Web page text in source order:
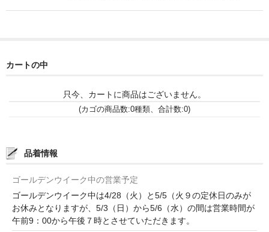
睡龍・生もとのどぶ 久保本家酒造（奈良県宇陀市）
奥播磨 下村酒造店（兵庫県姫路市安富町）
✚旭日 旭日酒造（島根県出雲市）
本 格 焼 酎
小鹿 小鹿酒造（鹿児島県鹿屋市)
カートの中
只今、カートに商品はございません。
(カゴの商品数:0種類、合計数:0)
品着情報
ゴールデンウイーク中の営業予定
ゴールデンウイーク中は4/28（火）と5/5（火９の定休日のみが
お休みとなりますが、5/3（日）から5/6（水）の間は営業時間が
午前9：00から午後７時とさせていただきます。